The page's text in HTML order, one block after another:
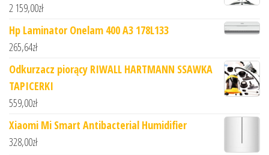
2 159,00zł
Hp Laminator Onelam 400 A3 178L133
265,64zł
Odkurzacz piorący RIWALL HARTMANN SSAWKA
TAPICERKI
559,00zł
Xiaomi Mi Smart Antibacterial Humidifier
328,00zł